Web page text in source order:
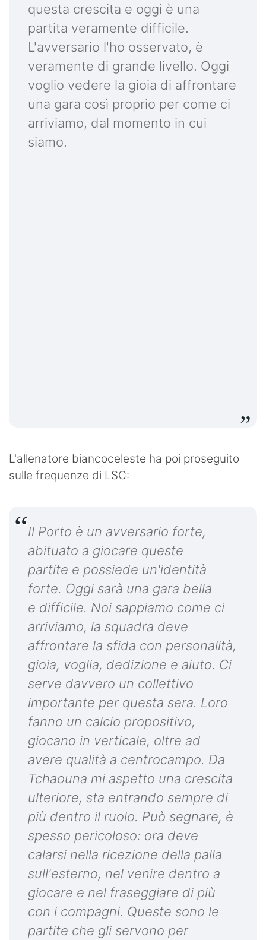
questa crescita e oggi è una
partita veramente difficile.
L'avversario l'ho osservato, è
veramente di grande livello. Oggi
voglio vedere la gioia di affrontare
una gara così proprio per come ci
arriviamo, dal momento in cui
siamo.
L'allenatore biancoceleste ha poi proseguito
sulle frequenze di LSC:
Il Porto è un avversario forte,
abituato a giocare queste
partite e possiede un'identità
forte. Oggi sarà una gara bella
e difficile. Noi sappiamo come ci
arriviamo, la squadra deve
affrontare la sfida con personalità,
gioia, voglia, dedizione e aiuto. Ci
serve davvero un collettivo
importante per questa sera. Loro
fanno un calcio propositivo,
giocano in verticale, oltre ad
avere qualità a centrocampo. Da
Tchaouna mi aspetto una crescita
ulteriore, sta entrando sempre di
più dentro il ruolo. Può segnare, è
spesso pericoloso: ora deve
calarsi nella ricezione della palla
sull'esterno, nel venire dentro a
giocare e nel fraseggiare di più
con i compagni. Queste sono le
partite che gli servono per